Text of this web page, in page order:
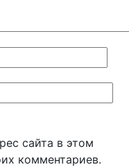
сайта в этом
комментариев.